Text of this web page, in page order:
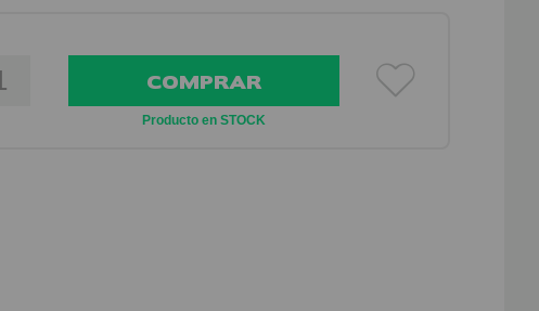
COMPRAR
Producto en STOCK